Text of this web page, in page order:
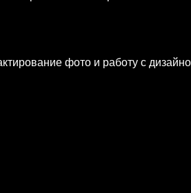
фото и работу с